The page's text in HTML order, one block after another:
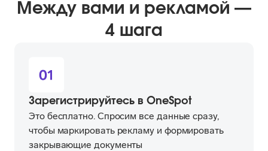
Между вами и рекламой —
4 шага
Зарегистрируйтесь в OneSpot
Это бесплатно. Спросим все данные сразу,
чтобы маркировать рекламу и формировать
закрывающие документы